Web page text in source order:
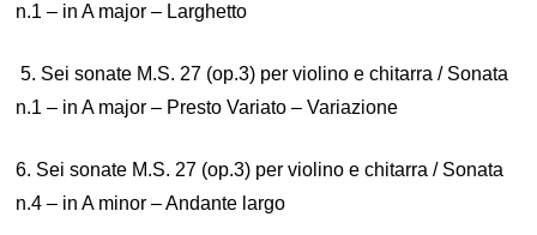
n.1 – in A major – Larghetto
5. Sei sonate M.S. 27 (op.3) per violino e chitarra / Sonata
n.1 – in A major – Presto Variato – Variazione
6. Sei sonate M.S. 27 (op.3) per violino e chitarra / Sonata
n.4 – in A minor – Andante largo